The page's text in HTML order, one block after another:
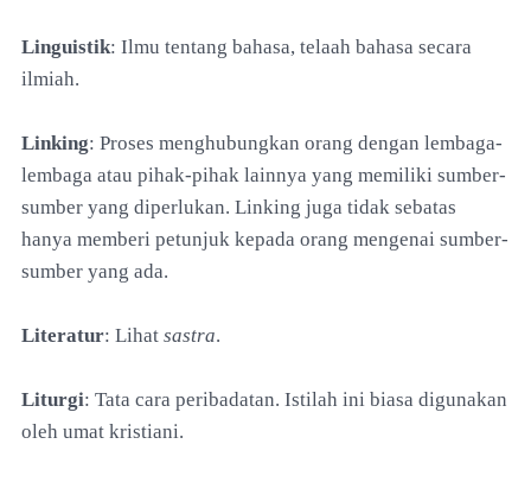
Linguistik: Ilmu tentang bahasa, telaah bahasa secara
ilmiah.
Linking: Proses menghubungkan orang dengan lembaga-
lembaga atau pihak-pihak lainnya yang memiliki sumber-
sumber yang diperlukan. Linking juga tidak sebatas
hanya memberi petunjuk kepada orang mengenai sumber-
sumber yang ada.
Literatur: Lihat sastra.
Liturgi: Tata cara peribadatan. Istilah ini biasa digunakan
oleh umat kristiani.